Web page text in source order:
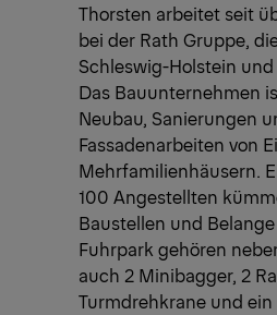
Thorsten arbeitet seit
bei der Rath Gruppe,
Schleswig-Holstein
Das Bauunternehmen
Neubau, Sanierungen
Fassadenarbeiten von
Mehrfamilienhäusern.
100 Angestellten
Baustellen und
Fuhrpark gehören
auch 2 Minibagger, 2
Turmdrehkrane und